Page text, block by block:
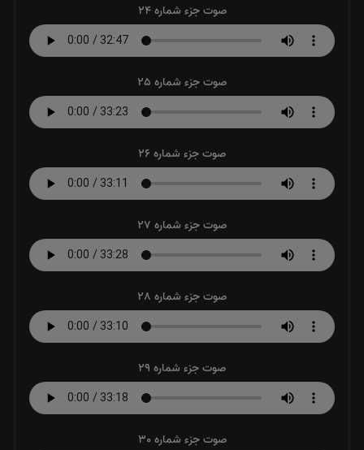
صوت جزء شماره 24
صوت جزء شماره 25
صوت جزء شماره 26
صوت جزء شماره 27
صوت جزء شماره 28
صوت جزء شماره 29
صوت جزء شماره 30